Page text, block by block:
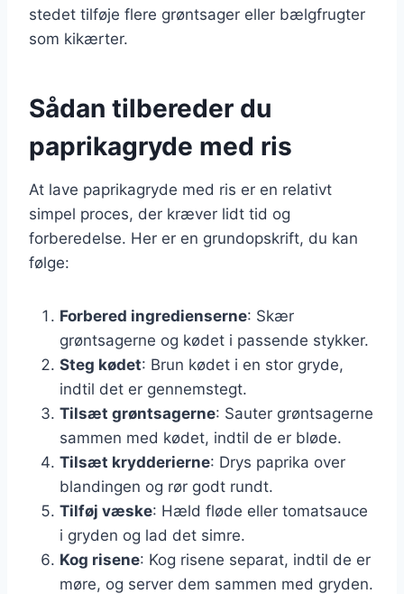
stedet tilføje flere grøntsager eller bælgfrugter
som kikærter.
Sådan tilbereder du
paprikagryde med ris
At lave paprikagryde med ris er en relativt
simpel proces, der kræver lidt tid og
forberedelse. Her er en grundopskrift, du kan
følge:
Forbered ingredienserne: Skær
grøntsagerne og kødet i passende stykker.
Steg kødet: Brun kødet i en stor gryde,
indtil det er gennemstegt.
Tilsæt grøntsagerne: Sauter grøntsagerne
sammen med kødet, indtil de er bløde.
Tilsæt krydderierne: Drys paprika over
blandingen og rør godt rundt.
Tilføj væske: Hæld fløde eller tomatsauce
i gryden og lad det simre.
Kog risene: Kog risene separat, indtil de er
møre, og server dem sammen med gryden.